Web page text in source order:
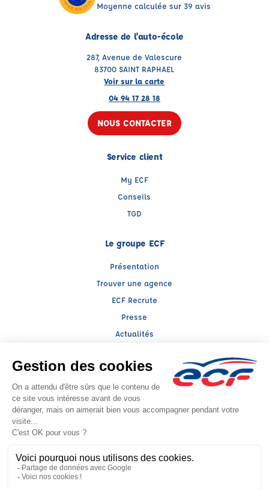
Moyenne calculée sur 39 avis
Adresse de l'auto-école
287, Avenue de Valescure
83700 SAINT RAPHAEL
Voir sur la carte
04 94 17 28 18
NOUS CONTACTER
Service client
My ECF
Conseils
TGD
Le groupe ECF
Présentation
Trouver une agence
ECF Recrute
Presse
Actualités
Raison sociale : SAS AUTO MOTO ECOLE JEFF - Capital social: 1500€
SIREN: 831606330 - Numéro de TVA intracommunautaire: FR51831606330
Agrément n°E1908300270
Siège social : 287, Avenue de Valescure , SAINT RAPHAEL (83700 ) -